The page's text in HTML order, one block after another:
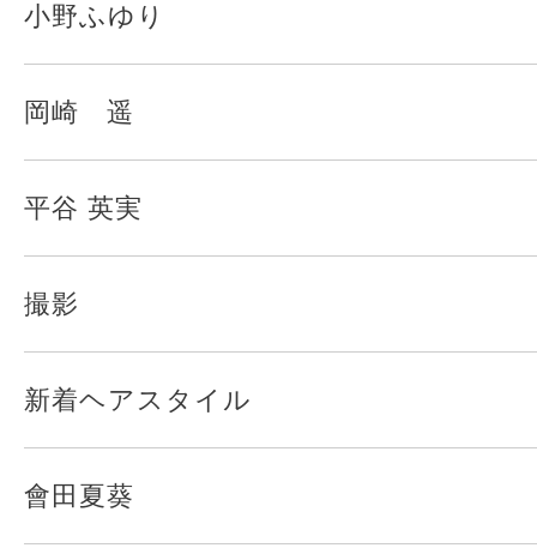
小野ふゆり
岡崎 遥
平谷 英実
撮影
新着ヘアスタイル
會田夏葵